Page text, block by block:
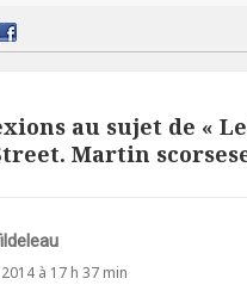
au sujet de «
Martin
à 17 h 37 min